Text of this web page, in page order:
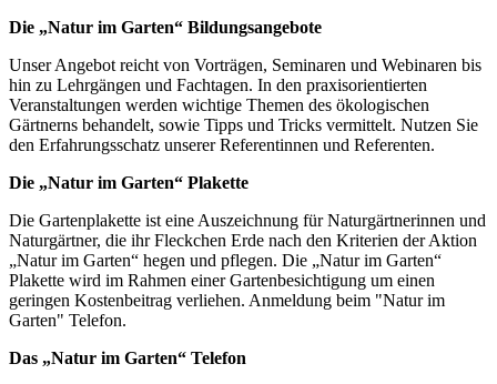
Die „Natur im Garten“ Bildungsangebote
Unser Angebot reicht von Vorträgen, Seminaren und Webinaren bis
hin zu Lehrgängen und Fachtagen. In den praxisorientierten
Veranstaltungen werden wichtige Themen des ökologischen
Gärtnerns behandelt, sowie Tipps und Tricks vermittelt. Nutzen Sie
den Erfahrungsschatz unserer Referentinnen und Referenten.
Die „Natur im Garten“ Plakette
Die Gartenplakette ist eine Auszeichnung für Naturgärtnerinnen und
Naturgärtner, die ihr Fleckchen Erde nach den Kriterien der Aktion
„Natur im Garten“ hegen und pflegen. Die „Natur im Garten“
Plakette wird im Rahmen einer Gartenbesichtigung um einen
geringen Kostenbeitrag verliehen. Anmeldung beim "Natur im
Garten" Telefon.
Das „Natur im Garten“ Telefon